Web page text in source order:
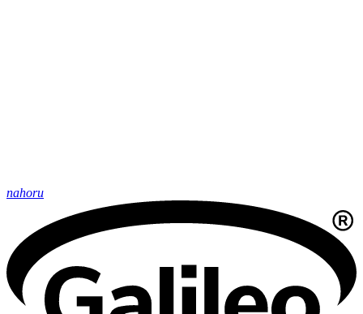
nahoru